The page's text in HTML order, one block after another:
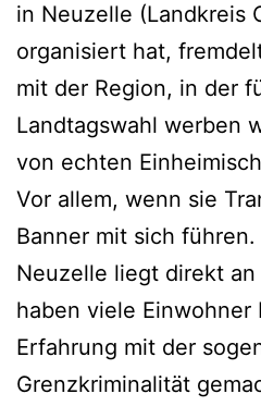
in Neuzelle (Landkreis
organisiert hat,
mit der Region, in der
Landtagswahl werben
von echten
Vor allem, wenn sie
Banner mit sich führen.
Neuzelle liegt direkt an
haben viele
Erfahrung mit der
Grenzkriminalität